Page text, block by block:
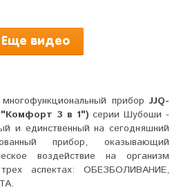
Еще видео
прибор JJQ-
"Комфорт 3 в 1") серии Шубоши -
и единственный на сегодняшний
прибор, оказывающий
воздействие на организм
аспектах: ОБЕЗБОЛИВАНИЕ,